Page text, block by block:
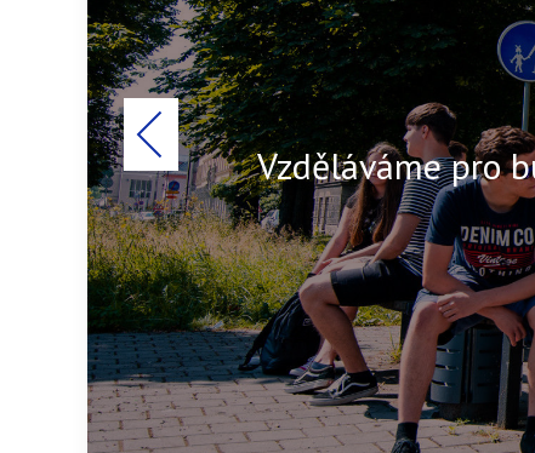
Vzděláváme pro